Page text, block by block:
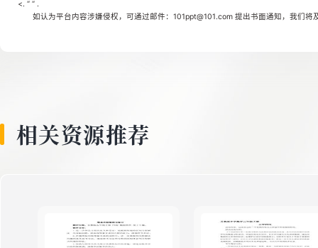
<. “ “ .
如认为平台内容涉嫌侵权，可通过邮件：101ppt@101.com 提出书面通知，我们将
相关资源推荐